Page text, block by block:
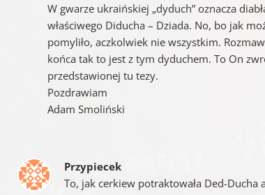
W gwarze ukraińskiej „dyduch” oznacza
właściwego Diducha – Dziada. No, bo jak
pomyliło, aczkolwiek nie wszystkim.
końca tak to jest z tym dyduchem. To On
przedstawionej tu tezy.
Pozdrawiam
Adam Smoliński
Przypiecek
To, jak cerkiew potraktowała Ded-Ducha